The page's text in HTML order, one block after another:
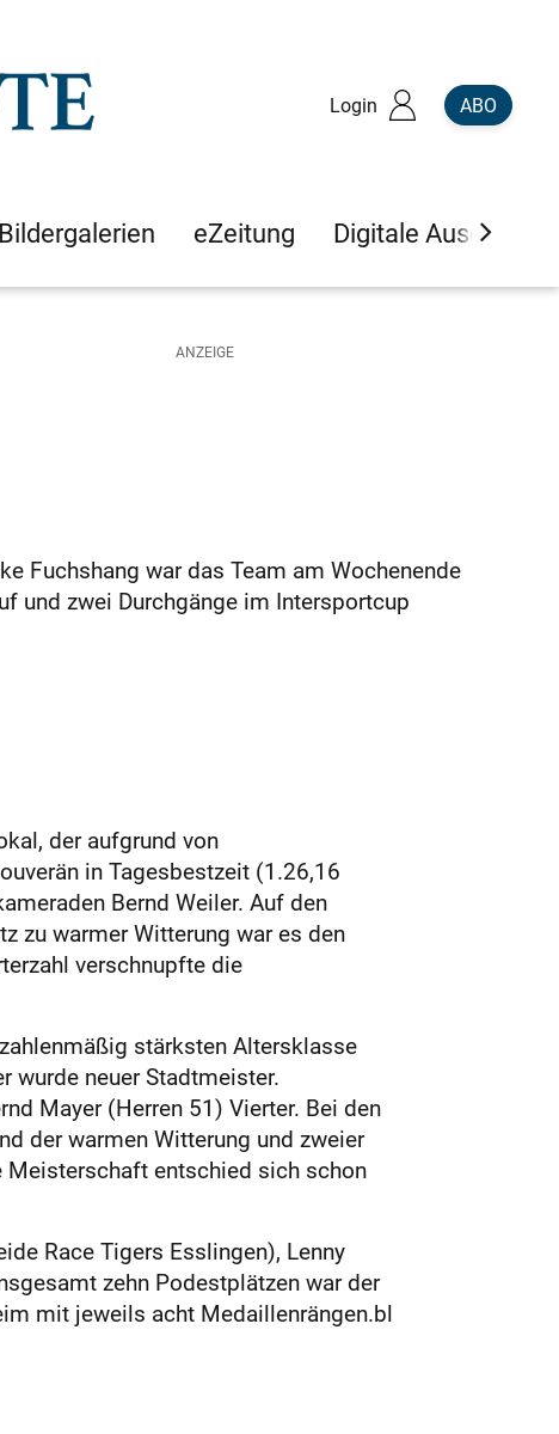
Login ABO
Bildergalerien eZeitung Digitale Ausgaben
Fuchshang war das Team am Wochenende
und zwei Durchgänge im Intersportcup
der aufgrund von
in Tagesbestzeit (1.26,16
Bernd Weiler. Auf den
zu warmer Witterung war es den
verschnupfte die
stärksten Altersklasse
wurde neuer Stadtmeister.
Mayer (Herren 51) Vierter. Bei den
der warmen Witterung und zweier
Meisterschaft entschied sich schon
Race Tigers Esslingen), Lenny
zehn Podestplätzen war der
mit jeweils acht Medaillenrängen.bl